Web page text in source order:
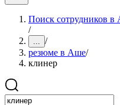
Поиск сотрудников в
/
... /
резюме в Аше/
клинер